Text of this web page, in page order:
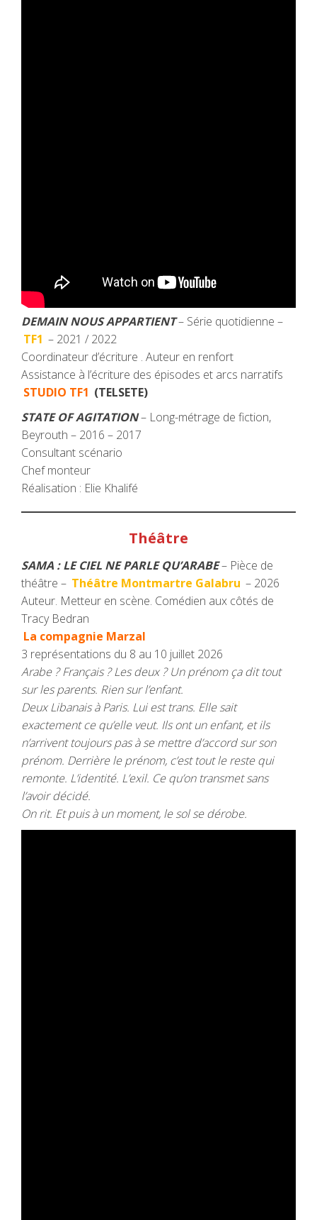
DEMAIN NOUS APPARTIENT– Série quotidienne –
TF1 – 2021 / 2022
Coordinateur d’écriture . Auteur en renfort
Assistance à l’écriture des épisodes et arcs narratifs
STUDIO TF1 (TELSETE)
STATE OF AGITATION– Long-métrage de fiction,
Beyrouth – 2016 – 2017
Consultant scénario
Chef monteur
Réalisation : Elie Khalifé
Théâtre
SAMA : LE CIEL NE PARLE QU’ARABE– Pièce de
théâtre – Théâtre Montmartre Galabru – 2026
Auteur. Metteur en scène. Comédien aux côtés de
Tracy Bedran
La compagnie Marzal
3 représentations du 8 au 10 juillet 2026
Arabe ? Français ? Les deux ? Un prénom ça dit tout
sur les parents. Rien sur l’enfant.
Deux Libanais à Paris. Lui est trans. Elle sait
exactement ce qu’elle veut. Ils ont un enfant, et ils
n’arrivent toujours pas à se mettre d’accord sur son
prénom. Derrière le prénom, c’est tout le reste qui
remonte. L’identité. L’exil. Ce qu’on transmet sans
l’avoir décidé.
On rit. Et puis à un moment, le sol se dérobe.